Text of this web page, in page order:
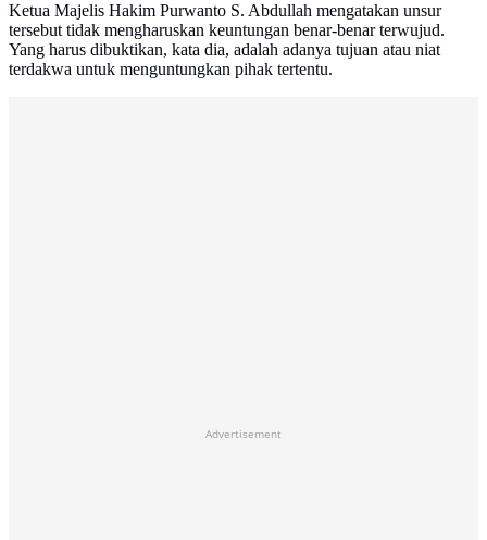
Ketua Majelis Hakim Purwanto S. Abdullah mengatakan unsur
tersebut tidak mengharuskan keuntungan benar-benar terwujud.
Yang harus dibuktikan, kata dia, adalah adanya tujuan atau niat
terdakwa untuk menguntungkan pihak tertentu.
Advertisement